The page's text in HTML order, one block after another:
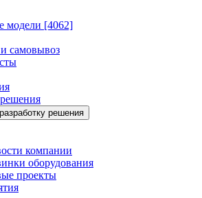
модели [4062]
самовывоз
решения
компании
оборудования
проекты